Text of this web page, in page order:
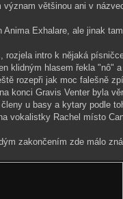
význam většinou ani v
Exhalare, ale jinak
intro k nějaká
klidným hlasem řekla "nô"
rozepři jak moc falešně
konci Gravis Venter byla
u basy a kytary podle
vokalistky Rachel místo
zakončením zde málo